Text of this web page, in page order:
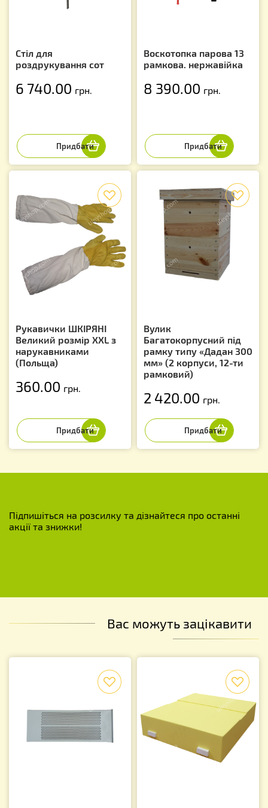
Стіл для
роздрукування сот
6 740.00 грн.
Воскотопка парова 13
рамкова. нержавійка
8 390.00 грн.
Рукавички ШКІРЯНІ
Великий розмір XXL з
нарукавниками
(Польща)
360.00 грн.
Вулик
Багатокорпусний під
рамку типу «Дадан 300
мм» (2 корпуси, 12-ти
рамковий)
2 420.00 грн.
Підпишіться на розсилку та дізнайтеся про останні
акції та знижки!
Вас можуть зацікавити